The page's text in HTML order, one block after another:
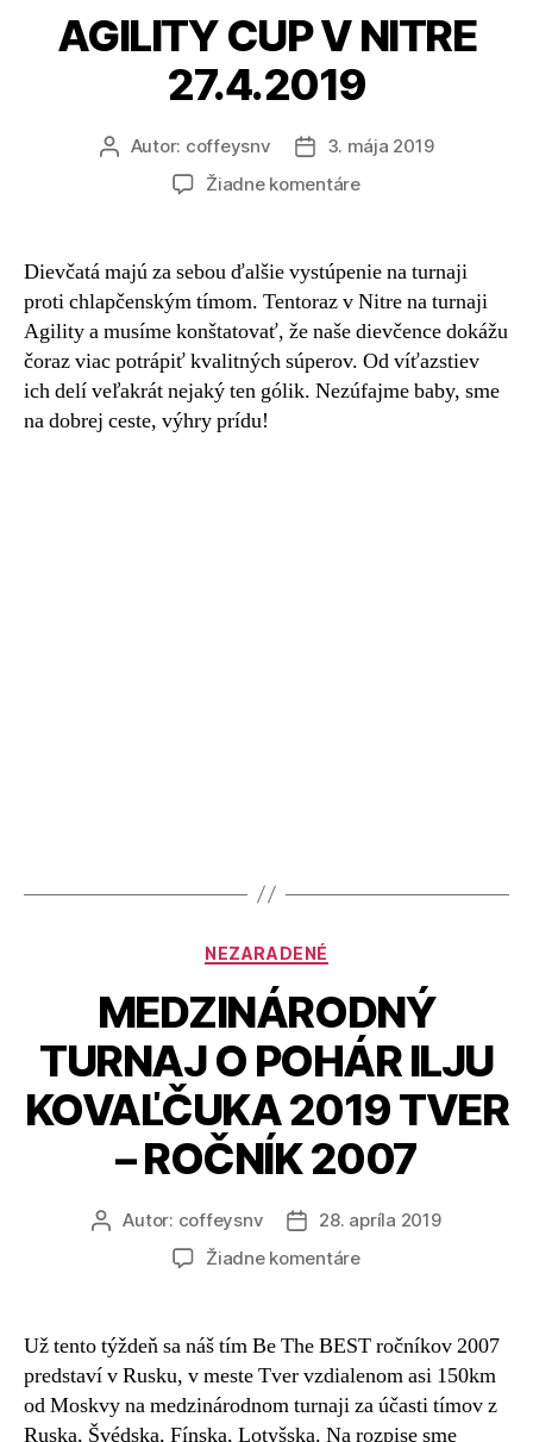
AGILITY CUP V NITRE
27.4.2019
Autor: coffeysnv
3. mája 2019
Žiadne komentáre
Dievčatá majú za sebou ďalšie vystúpenie na turnaji
proti chlapčenským tímom. Tentoraz v Nitre na turnaji
Agility a musíme konštatovať, že naše dievčence dokážu
čoraz viac potrápiť kvalitných súperov. Od víťazstiev
ich delí veľakrát nejaký ten gólik. Nezúfajme baby, sme
na dobrej ceste, výhry prídu!
NEZARADENÉ
MEDZINÁRODNÝ
TURNAJ O POHÁR ILJU
KOVAĽČUKA 2019 TVER
– ROČNÍK 2007
Autor: coffeysnv
28. apríla 2019
Žiadne komentáre
Už tento týždeň sa náš tím Be The BEST ročníkov 2007
predstaví v Rusku, v meste Tver vzdialenom asi 150km
od Moskvy na medzinárodnom turnaji za účasti tímov z
Ruska, Švédska, Fínska, Lotyšska. Na rozpise sme